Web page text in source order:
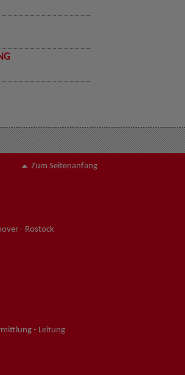
Zum Seitenanfang
- Rostock
- Leitung